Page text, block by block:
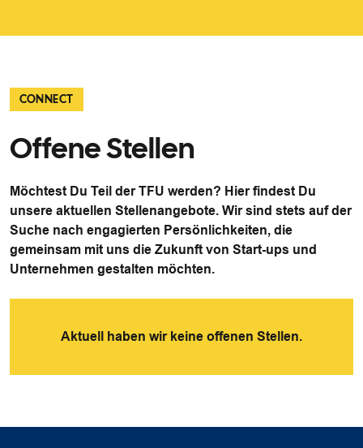
CONNECT
Offene Stellen
Möchtest Du Teil der TFU werden? Hier findest Du
unsere aktuellen Stellenangebote. Wir sind stets auf der
Suche nach engagierten Persönlichkeiten, die
gemeinsam mit uns die Zukunft von Start-ups und
Unternehmen gestalten möchten.
Aktuell haben wir keine offenen Stellen.